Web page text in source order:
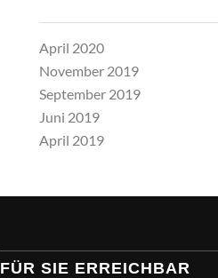
April 2020
November 2019
September 2019
Juni 2019
April 2019
FÜR SIE ERREICHBAR